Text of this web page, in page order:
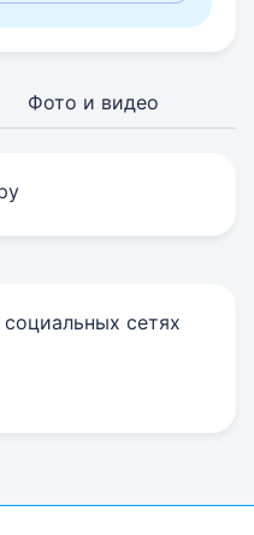
Фото и видео
сетях